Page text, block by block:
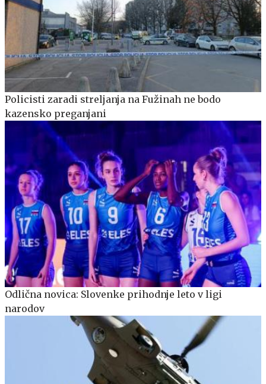
Policisti zaradi streljanja na Fužinah ne bodo
kazensko preganjani
Odlična novica: Slovenke prihodnje leto v ligi
narodov